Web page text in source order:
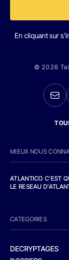
En cliquant sur
© 2026
MIEUX NOUS
ATLANTICO C'EST
LE RESEAU
CATEGORIES
DECRYPTAGES